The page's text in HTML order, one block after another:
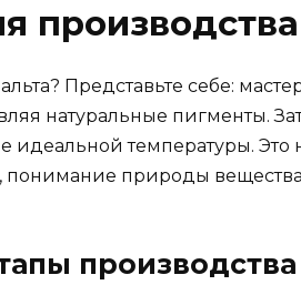
производства
Представьте себе:
натуральные пигменты.
идеальной температуры. Это
понимание природы
производства